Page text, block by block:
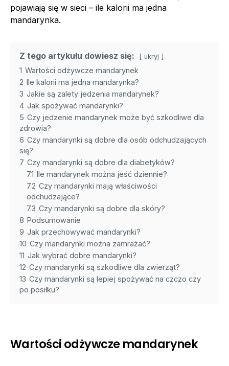
pojawiają się w sieci – ile kalorii ma jedna
mandarynka.
Z tego artykułu dowiesz się: ukryj
1 Wartości odżywcze mandarynek
2 Ile kalorii ma jedna mandarynka?
3 Jakie są zalety jedzenia mandarynek?
4 Jak spożywać mandarynki?
5 Czy jedzenie mandarynek może być szkodliwe dla
zdrowia?
6 Czy mandarynki są dobre dla osób odchudzających
się?
7 Czy mandarynki są dobre dla diabetyków?
7.1 Ile mandarynek można jeść dziennie?
7.2 Czy mandarynki mają właściwości
odchudzające?
7.3 Czy mandarynki są dobre dla skóry?
8 Podsumowanie
9 Jak przechowywać mandarynki?
10 Czy mandarynki można zamrażać?
11 Jak wybrać dobre mandarynki?
12 Czy mandarynki są szkodliwe dla zwierząt?
13 Czy mandarynki są lepiej spożywać na czczo czy
po posiłku?
Wartości odżywcze mandarynek